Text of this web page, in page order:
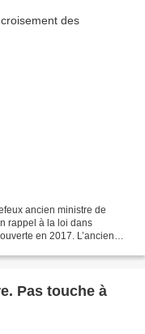
ancien ministre de
rappel à la loi dans
en 2017. L’ancien
Pas touche à